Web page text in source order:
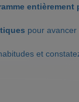
entièrement
pour
et